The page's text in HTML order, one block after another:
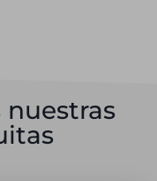
nuestras